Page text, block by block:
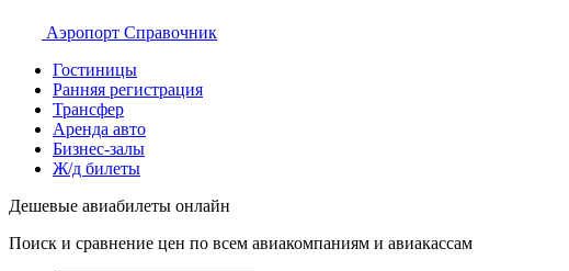
Аэропорт Справочник
Гостиницы
Ранняя регистрация
Трансфер
Аренда авто
Бизнес-залы
Ж/д билеты
Дешевые авиабилеты онлайн
Поиск и сравнение цен по всем авиакомпаниям и авиакассам